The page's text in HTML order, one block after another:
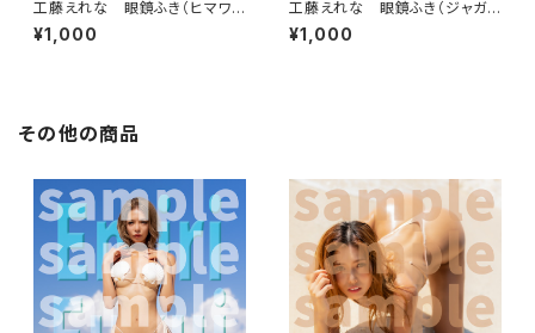
工藤えれな 眼鏡ふき（ヒマワ
リ）
¥1,000
工藤えれな 眼鏡ふき（ジャガ
ー）
¥1,000
その他の商品